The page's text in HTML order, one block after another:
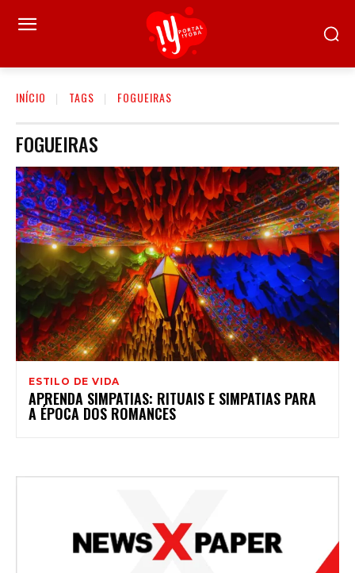
INÍCIO TAGS FOGUEIRAS
FOGUEIRAS
ESTILO DE VIDA
APRENDA SIMPATIAS: RITUAIS E SIMPATIAS PARA
A ÉPOCA DOS ROMANCES